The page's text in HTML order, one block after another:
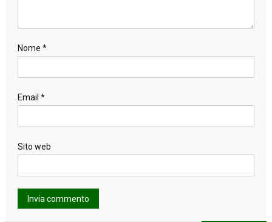
Nome *
Email *
Sito web